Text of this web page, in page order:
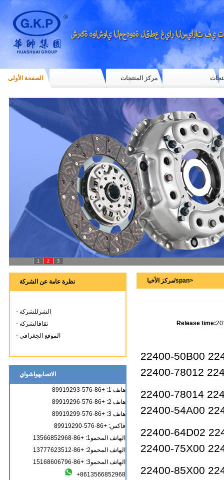
الصفحة الأولى مركز المنتجات
1 2 3
نظرة عامة عن الشركة
· الشرللشركة
· ثقافالشركة
· الموقع الجغرافي
الاتصابهواشواي
هاتف 1: +86-576-89919293
هاتف 2: +86-576-89919296
هاتف 3: +86-576-89919299
فاكس: +86-576-89919290
الهاتف المحمو1: +86-13566852968
الهاتف المحمو2: +86-13777623512
الهاتف المحمو3: +86-15168606796
+8613566852968
مركز الأخبا/span>
Release time:
22400-50B00
22400-78012
22400-78014
22400-54A00
22400-64D02
22400-75X00
22400-85X00